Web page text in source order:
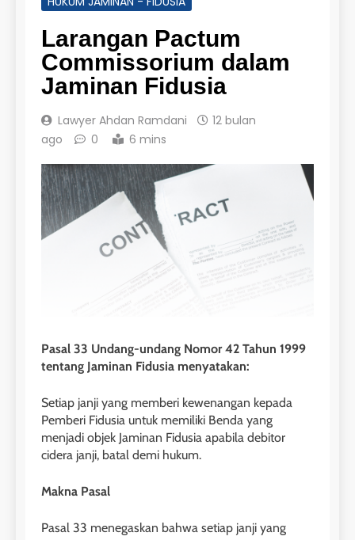
Larangan Pactum
Commissorium dalam
Jaminan Fidusia
Lawyer Ahdan Ramdani
12 bulan
ago
0 6 mins
Pasal 33 Undang-undang Nomor 42 Tahun 1999
tentang Jaminan Fidusia menyatakan:
Setiap janji yang memberi kewenangan kepada
Pemberi Fidusia untuk memiliki Benda yang
menjadi objek Jaminan Fidusia apabila debitor
cidera janji, batal demi hukum.
Makna Pasal
Pasal 33 menegaskan bahwa setiap janji yang